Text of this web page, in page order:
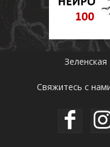
Свяжитесь с